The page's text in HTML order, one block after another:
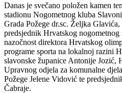
Danas je svečano položen kamen
stadionu Nogometnog kluba
Grada Požege dr.sc. Željka
predsjednik Hrvatskog
nazočnost direktora Hrvatskog
programe sporta na lokalnoj razini
slavonske županice Antonije Jozić,
Upravnog odjela za komunalne
Požege Jelene Vidović te
Čabraje.